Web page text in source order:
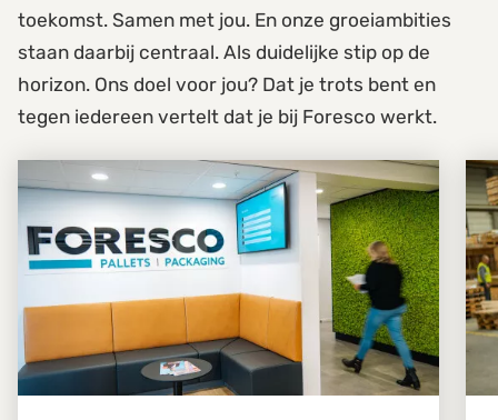
toekomst. Samen met jou. En onze groeiambities
staan daarbij centraal. Als duidelijke stip op de
horizon. Ons doel voor jou? Dat je trots bent en
tegen iedereen vertelt dat je bij Foresco werkt.